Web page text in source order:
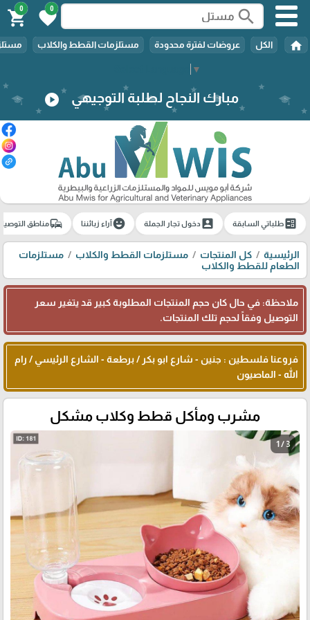
▼
search
0
favorite
0
shopping_cart
home الكل عروضات لفترة محدودة مستلزمات القطط والكلاب
مبارك النجاح لطلبة التوجيهي play_circle
ballotطلباتي السابقة account_boxدخول تجار الجملة emoji_emotionsآراء زبائننا commuteمناطق
الرئيسية كل المنتجات مستلزمات القطط والكلاب
مستلزمات
الطعام للقطط والكلاب
ملاحظة: في حال كان حجم المنتجات المطلوبة كبير قد يتغير سعر
التوصيل وفقاً لحجم تلك المنتجات.
فروعنا فلسطين : جنين - شارع ابو بكر / برطعة - الشارع الرئيسي / رام
الله - الماصيون
مشرب ومأكل قطط وكلاب مشكل
1 / 3